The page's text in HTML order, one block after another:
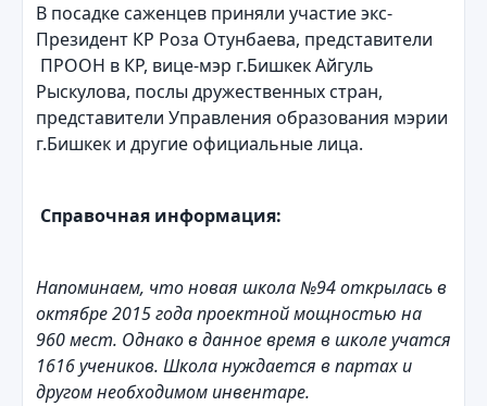
В посадке саженцев приняли участие экс-
Президент КР Роза Отунбаева, представители
ПРООН в КР, вице-мэр г.Бишкек Айгуль
Рыскулова, послы дружественных стран,
представители Управления образования мэрии
г.Бишкек и другие официальные лица.
Справочная информация:
Напоминаем, что новая школа №94 открылась в
октябре 2015 года проектной мощностью на
960 мест. Однако в данное время в школе учатся
1616 учеников. Школа нуждается в партах и
другом необходимом инвентаре.